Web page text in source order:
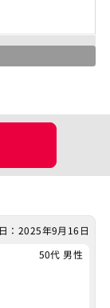
視担当
案件ID：624559
：2025年9月16日
50代 男性